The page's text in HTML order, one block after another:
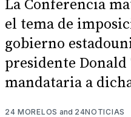
La Conferencia
el tema de
gobierno
presidente
mandataria a
24 MORELOS and 24NOTICIAS